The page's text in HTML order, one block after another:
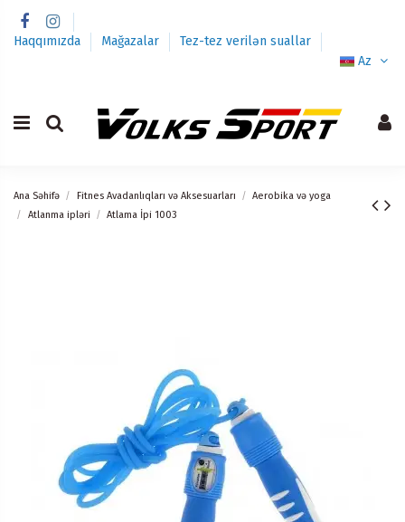
Haqqımızda Mağazalar
Tez-tez verilən suallar
Az
Ana Səhifə Fitnes Avadanlıqları və Aksesuarları
Aerobika və yoga
Atlanma ipləri
Atlama İpi 1003